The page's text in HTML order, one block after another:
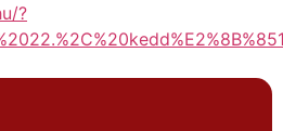
?